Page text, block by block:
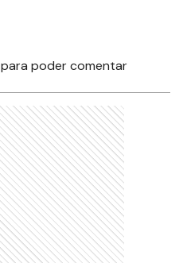
para poder comentar